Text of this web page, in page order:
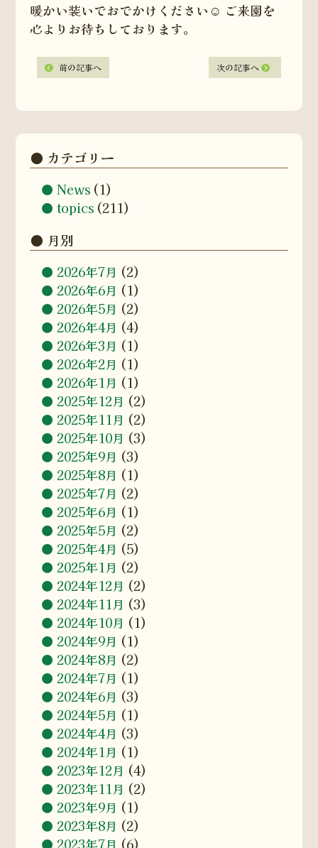
暖かい装いでおでかけください☺️ ご来園を
心よりお待ちしております。
前の記事へ 次の記事へ
カテゴリー
News (1)
topics (211)
月別
2026年7月 (2)
2026年6月 (1)
2026年5月 (2)
2026年4月 (4)
2026年3月 (1)
2026年2月 (1)
2026年1月 (1)
2025年12月 (2)
2025年11月 (2)
2025年10月 (3)
2025年9月 (3)
2025年8月 (1)
2025年7月 (2)
2025年6月 (1)
2025年5月 (2)
2025年4月 (5)
2025年1月 (2)
2024年12月 (2)
2024年11月 (3)
2024年10月 (1)
2024年9月 (1)
2024年8月 (2)
2024年7月 (1)
2024年6月 (3)
2024年5月 (1)
2024年4月 (3)
2024年1月 (1)
2023年12月 (4)
2023年11月 (2)
2023年9月 (1)
2023年8月 (2)
2023年7月 (6)